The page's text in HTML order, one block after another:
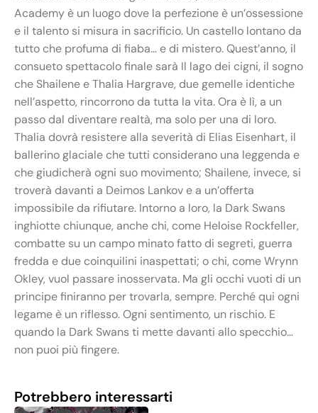
Academy è un luogo dove la perfezione è un’ossessione
e il talento si misura in sacrificio. Un castello lontano da
tutto che profuma di fiaba… e di mistero. Quest’anno, il
consueto spettacolo finale sarà Il lago dei cigni, il sogno
che Shailene e Thalia Hargrave, due gemelle identiche
nell’aspetto, rincorrono da tutta la vita. Ora è lì, a un
passo dal diventare realtà, ma solo per una di loro.
Thalia dovrà resistere alla severità di Elias Eisenhart, il
ballerino glaciale che tutti considerano una leggenda e
che giudicherà ogni suo movimento; Shailene, invece, si
troverà davanti a Deimos Lankov e a un’offerta
impossibile da rifiutare. Intorno a loro, la Dark Swans
inghiotte chiunque, anche chi, come Heloise Rockfeller,
combatte su un campo minato fatto di segreti, guerra
fredda e due coinquilini inaspettati; o chi, come Wrynn
Okley, vuol passare inosservata. Ma gli occhi vuoti di un
principe finiranno per trovarla, sempre. Perché qui ogni
legame è un riflesso. Ogni sentimento, un rischio. E
quando la Dark Swans ti mette davanti allo specchio…
non puoi più fingere.
Potrebbero interessarti